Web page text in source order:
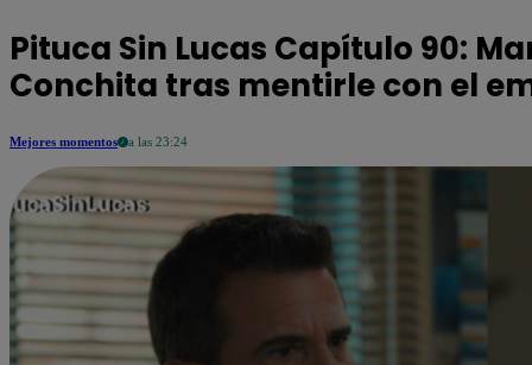
Pituca Sin Lucas Capítulo 90:
Conchita tras mentirle con el
Mejores momentos a las 23:24